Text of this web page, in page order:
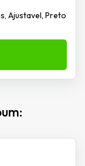
Ajustavel, Preto